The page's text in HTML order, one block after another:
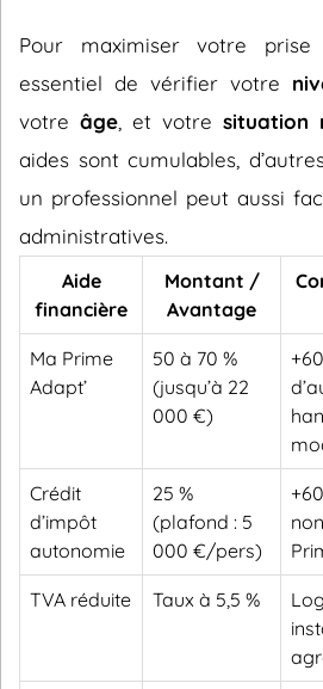
Pour maximiser votre
essentiel de vérifier votre
votre âge , et votre situation
aides sont cumulables,
un professionnel peut aussi
administratives.
Aide
financière
Montant /
Avantage
Ma Prime
Adapt’
50 à 70 %
(jusqu’à 22
000 €)
Crédit
d’impôt
autonomie
25 %
(plafond : 5
000 €/pers)
TVA réduite Taux à 5,5 %